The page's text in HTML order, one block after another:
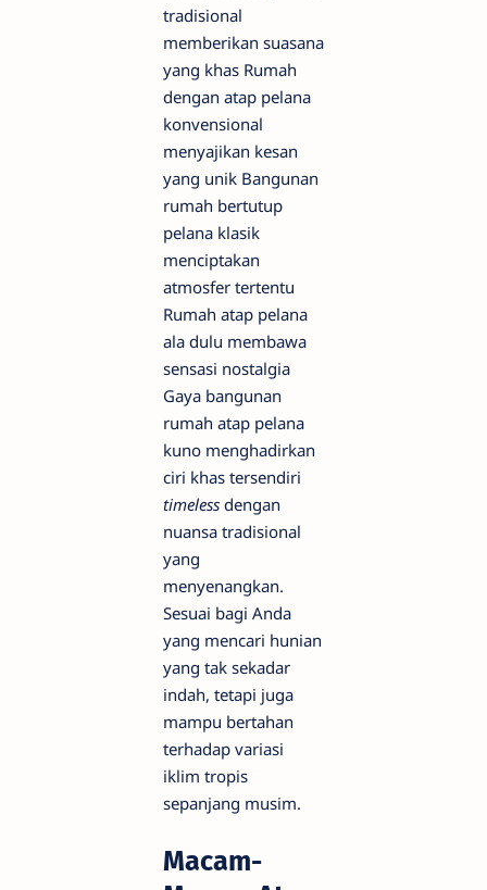
tradisional
memberikan suasana
yang khas Rumah
dengan atap pelana
konvensional
menyajikan kesan
yang unik Bangunan
rumah bertutup
pelana klasik
menciptakan
atmosfer tertentu
Rumah atap pelana
ala dulu membawa
sensasi nostalgia
Gaya bangunan
rumah atap pelana
kuno menghadirkan
ciri khas tersendiri
timeless dengan
nuansa tradisional
yang
menyenangkan.
Sesuai bagi Anda
yang mencari hunian
yang tak sekadar
indah, tetapi juga
mampu bertahan
terhadap variasi
iklim tropis
sepanjang musim.
Macam-